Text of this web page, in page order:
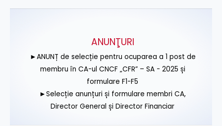
ANUNŢURI
►ANUNȚ de selecție pentru ocuparea a 1 post de
membru în CA-ul CNCF „CFR” – SA - 2025 și
formulare F1-F5
►Selecție anunțuri și formulare membri CA,
Director General și Director Financiar